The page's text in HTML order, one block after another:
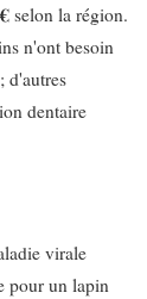
selon la région.
n'ont besoin
d'autres
dentaire
virale
pour un lapin